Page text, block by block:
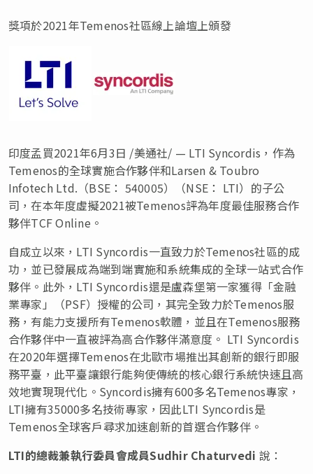
獎項於2021年Temenos社區線上論壇上頒發
印度孟買2021年6月3日 /美通社/ — LTI Syncordis，作為
Temenos的全球實施合作夥伴和Larsen & Toubro
Infotech Ltd.（BSE： 540005）（NSE： LTI）的子公
司，在本年度虛擬2021被Temenos評為年度最佳服務合作
夥伴TCF Online。
自成立以來，LTI Syncordis一直致力於Temenos社區的成
功，並已發展成為端到端實施和系統集成的全球一站式合作
夥伴。此外，LTI Syncordis還是盧森堡第一家獲得「金融
業專家」（PSF）授權的公司，其完全致力於Temenos服
務，有能力支援所有Temenos軟體，並且在Temenos服務
合作夥伴中一直被評為高合作夥伴滿意度。 LTI Syncordis
在2020年選擇Temenos在北歐市場推出其創新的銀行即服
務平臺，此平臺讓銀行能夠使傳統的核心銀行系統快速且高
效地實現現代化。Syncordis擁有600多名Temenos專家，
LTI擁有35000多名技術專家，因此LTI Syncordis是
Temenos全球客戶尋求加速創新的首選合作夥伴。
LTI的總裁兼執行委員會成員Sudhir Chaturvedi 說：